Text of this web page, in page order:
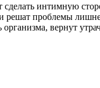
интимную
решат проблемы
вернут